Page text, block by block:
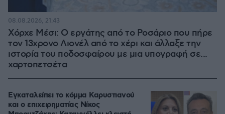
Χόρχε Μέσι: Ο εργάτης από το Ροσάριο που πήρε
τον 13χρονο Λιονέλ από το χέρι και άλλαξε την
ιστορία του ποδοσφαίρου με μια υπογραφή σε...
χαρτοπετσέτα
08.08.2026, 21:43
Εγκαταλείπει το κόμμα Καρυστιανού
και ο επιχειρηματίας Νίκος